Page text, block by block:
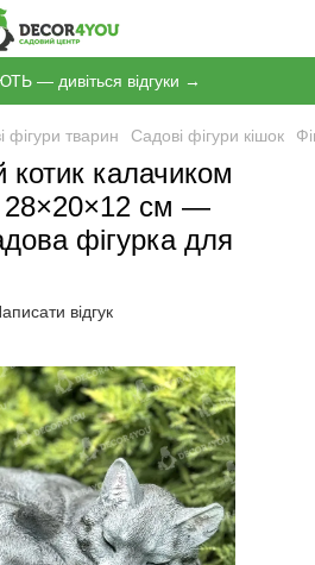
— дивіться відгуки →
фігури тварин Садові фігури кішок
котик калачиком
28×20×12 см —
фігурка для
відгук